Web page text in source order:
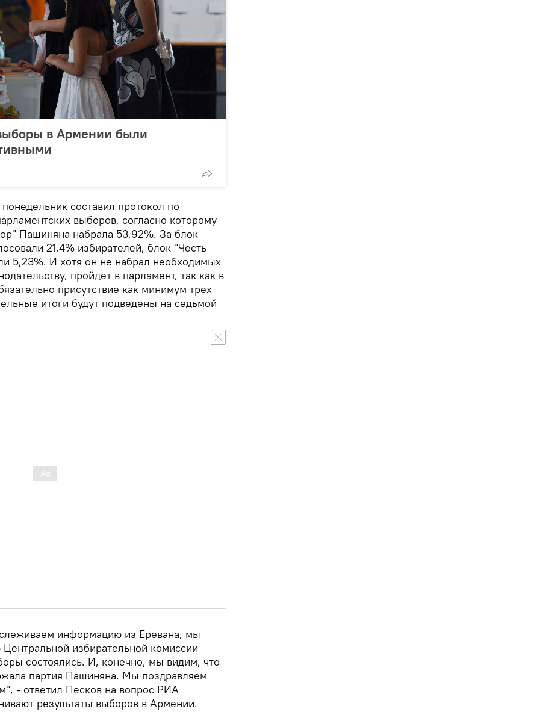
в Армении были
составил протокол по
выборов, согласно которому
Пашиняна набрала 53,92%. За блок
21,4% избирателей, блок "Честь
5,23%. И хотя он не набрал необходимых
пройдет в парламент, так как в
присутствие как минимум трех
итоги будут подведены на седьмой
информацию из Еревана, мы
избирательной комиссии
состоялись. И, конечно, мы видим, что
партия Пашиняна. Мы поздравляем
- ответил Песков на вопрос РИА
результаты выборов в Армении.